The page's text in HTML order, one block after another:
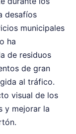
desafíos
municipales
ha
de residuos
de gran
al tráfico.
visual de los
y mejorar la